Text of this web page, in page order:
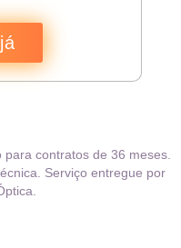
contratos de 36 meses.
Serviço entregue por